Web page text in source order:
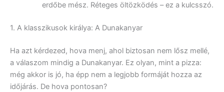
erdőbe mész. Réteges öltözködés – ez a kulcsszó.
1. A klasszikusok királya: A Dunakanyar
Ha azt kérdezed, hova menj, ahol biztosan nem lősz mellé,
a válaszom mindig a Dunakanyar. Ez olyan, mint a pizza:
még akkor is jó, ha épp nem a legjobb formáját hozza az
időjárás. De hova pontosan?